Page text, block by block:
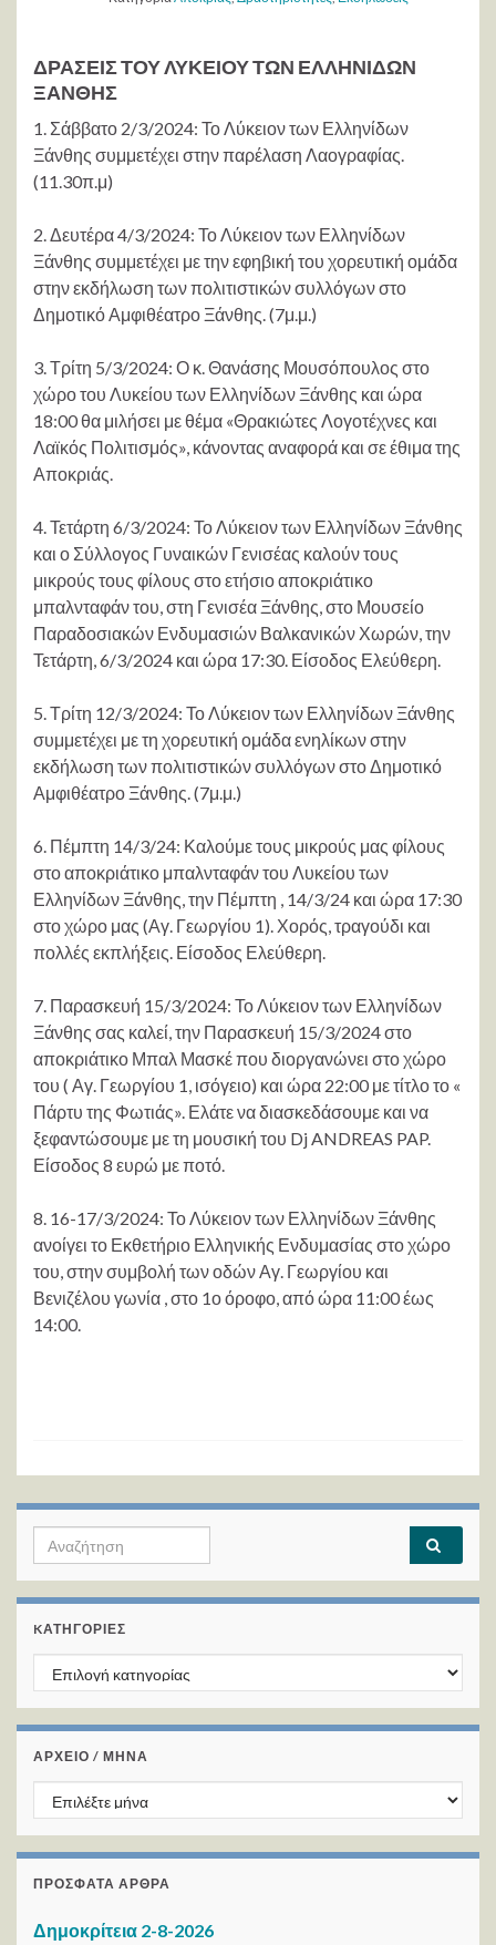
ΔΡΑΣΕΙΣ ΤΟΥ ΛΥΚΕΙΟΥ ΤΩΝ ΕΛΛΗΝΙΔΩΝ
ΞΑΝΘΗΣ
1. Σάββατο 2/3/2024: Το Λύκειον των Ελληνίδων
Ξάνθης συμμετέχει στην παρέλαση Λαογραφίας.
(11.30π.μ)
2. Δευτέρα 4/3/2024: Το Λύκειον των Ελληνίδων
Ξάνθης συμμετέχει με την εφηβική του χορευτική ομάδα
στην εκδήλωση των πολιτιστικών συλλόγων στο
Δημοτικό Αμφιθέατρο Ξάνθης. (7μ.μ.)
3. Τρίτη 5/3/2024: Ο κ. Θανάσης Μουσόπουλος στο
χώρο του Λυκείου των Ελληνίδων Ξάνθης και ώρα
18:00 θα μιλήσει με θέμα «Θρακιώτες Λογοτέχνες και
Λαϊκός Πολιτισμός», κάνοντας αναφορά και σε έθιμα της
Αποκριάς.
4. Τετάρτη 6/3/2024: Το Λύκειον των Ελληνίδων Ξάνθης
και ο Σύλλογος Γυναικών Γενισέας καλούν τους
μικρούς τους φίλους στο ετήσιο αποκριάτικο
μπαλνταφάν του, στη Γενισέα Ξάνθης, στο Μουσείο
Παραδοσιακών Ενδυμασιών Βαλκανικών Χωρών, την
Τετάρτη, 6/3/2024 και ώρα 17:30. Είσοδος Ελεύθερη.
5. Τρίτη 12/3/2024: Το Λύκειον των Ελληνίδων Ξάνθης
συμμετέχει με τη χορευτική ομάδα ενηλίκων στην
εκδήλωση των πολιτιστικών συλλόγων στο Δημοτικό
Αμφιθέατρο Ξάνθης. (7μ.μ.)
6. Πέμπτη 14/3/24: Καλούμε τους μικρούς μας φίλους
στο αποκριάτικο μπαλνταφάν του Λυκείου των
Ελληνίδων Ξάνθης, την Πέμπτη , 14/3/24 και ώρα 17:30
στο χώρο μας (Αγ. Γεωργίου 1). Χορός, τραγούδι και
πολλές εκπλήξεις. Είσοδος Ελεύθερη.
7. Παρασκευή 15/3/2024: Το Λύκειον των Ελληνίδων
Ξάνθης σας καλεί, την Παρασκευή 15/3/2024 στο
αποκριάτικο Μπαλ Μασκέ που διοργανώνει στο χώρο
του ( Αγ. Γεωργίου 1, ισόγειο) και ώρα 22:00 με τίτλο το «
Πάρτυ της Φωτιάς». Ελάτε να διασκεδάσουμε και να
ξεφαντώσουμε με τη μουσική του Dj ANDREAS PAP.
Είσοδος 8 ευρώ με ποτό.
8. 16-17/3/2024: Το Λύκειον των Ελληνίδων Ξάνθης
ανοίγει το Εκθετήριο Ελληνικής Ενδυμασίας στο χώρο
του, στην συμβολή των οδών Αγ. Γεωργίου και
Βενιζέλου γωνία , στο 1ο όροφο, από ώρα 11:00 έως
14:00.
Search for:
KΑΤΗΓΟΡΊΕΣ
Kατηγορίες
ΑΡΧΕΙΟ / ΜΗΝΑ
ΑΡΧΕΙΟ / ΜΗΝΑ
ΠΡΌΣΦΑΤΑ ΆΡΘΡΑ
Δημοκρίτεια 2-8-2026